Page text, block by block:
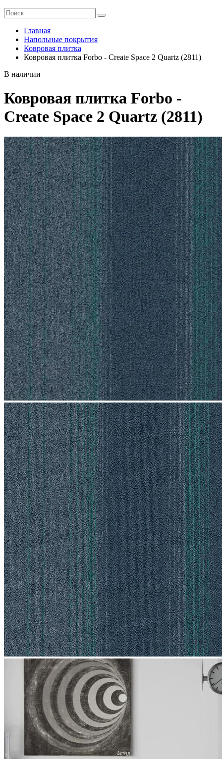
Главная
Напольные покрытия
Ковровая плитка
Ковровая плитка Forbo - Create Space 2 Quartz (2811)
В наличии
Ковровая плитка Forbo -
Create Space 2 Quartz (2811)